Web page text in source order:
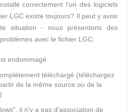
correctement l'un des logiciels
LGC existe toujours? Il peut y avoir
situation - nous présentons des
avec le fichier LGC:
endommagé
téléchargé (téléchargez
de la même source ou de la
il n'y a pas d'association de